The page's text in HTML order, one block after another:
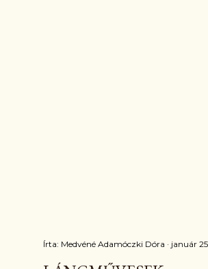
Írta: Medvéné Adamóczki Dóra január